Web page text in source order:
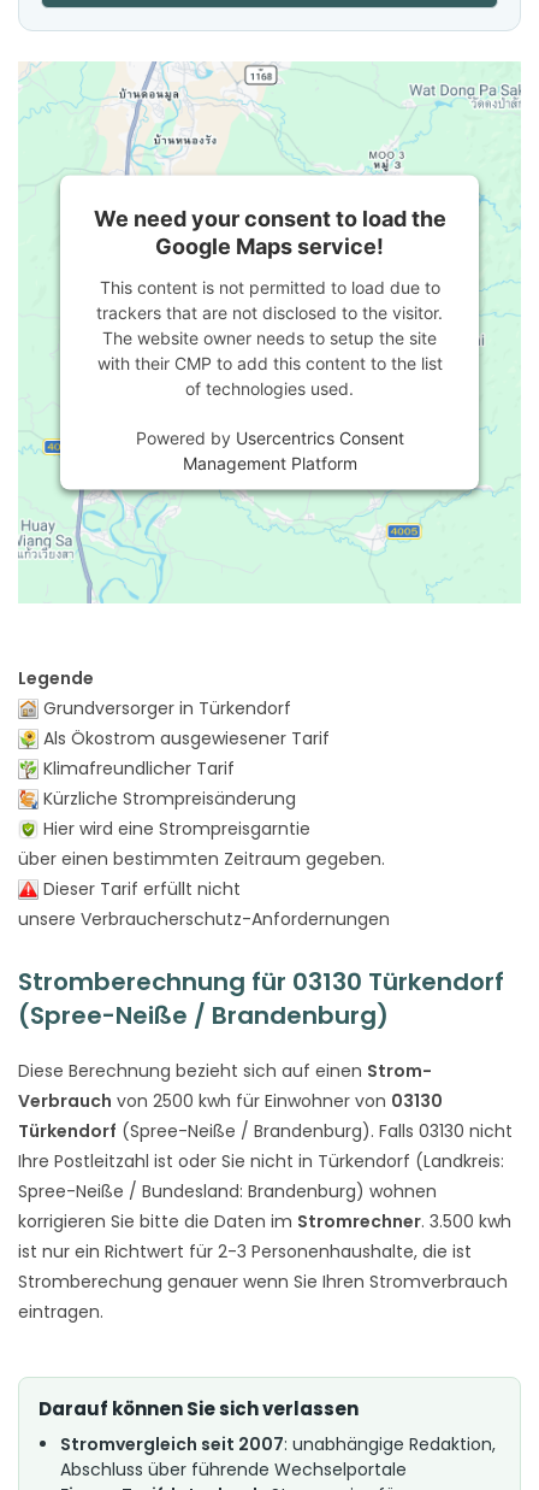
We need your consent to load the
Google Maps service!
This content is not permitted to load due to
trackers that are not disclosed to the visitor.
The website owner needs to setup the site
with their CMP to add this content to the list
of technologies used.
Powered by Usercentrics Consent
Management Platform
Legende
Grundversorger in Türkendorf
Als Ökostrom ausgewiesener Tarif
Klimafreundlicher Tarif
Kürzliche Strompreisänderung
Hier wird eine Strompreisgarntie
über einen bestimmten Zeitraum gegeben.
Dieser Tarif erfüllt nicht
unsere Verbraucherschutz-Anfordernungen
Stromberechnung für 03130 Türkendorf
(Spree-Neiße / Brandenburg)
Diese Berechnung bezieht sich auf einen Strom-
Verbrauch von 2500 kwh für Einwohner von 03130
Türkendorf (Spree-Neiße / Brandenburg). Falls 03130 nicht
Ihre Postleitzahl ist oder Sie nicht in Türkendorf (Landkreis:
Spree-Neiße / Bundesland: Brandenburg) wohnen
korrigieren Sie bitte die Daten im Stromrechner. 3.500 kwh
ist nur ein Richtwert für 2-3 Personenhaushalte, die ist
Stromberechung genauer wenn Sie Ihren Stromverbrauch
eintragen.
Darauf können Sie sich verlassen
Stromvergleich seit 2007: unabhängige Redaktion,
Abschluss über führende Wechselportale